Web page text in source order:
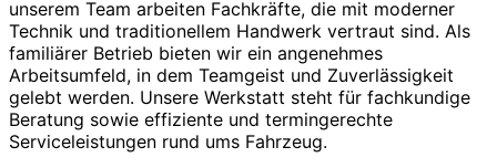
unserem Team arbeiten Fachkräfte, die mit moderner
Technik und traditionellem Handwerk vertraut sind. Als
familiärer Betrieb bieten wir ein angenehmes
Arbeitsumfeld, in dem Teamgeist und Zuverlässigkeit
gelebt werden. Unsere Werkstatt steht für fachkundige
Beratung sowie effiziente und termingerechte
Serviceleistungen rund ums Fahrzeug.